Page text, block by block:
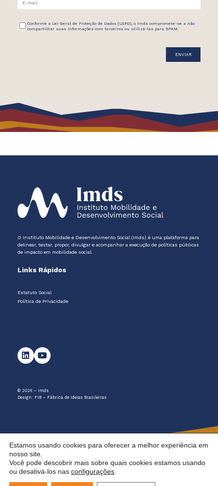
Conforme a Lei Geral de Proteção de Dados (LGPD), o Imds compromete-se a não
compartilhar suas informações com terceiros ou utilizá-las para SPAM.
O Instituto Mobilidade e Desenvolvimento Social (Imds) é uma plataforma para
delinear, testar, propor, divulgar e acompanhar a execução de políticas públicas
de impacto em mobilidade social.
Links Rápidos
Estatuto Social
Política de Privacidade
© 2026 – Imds
Design: FIB – Fábrica de Ideias Brasileiras
Estamos usando cookies para oferecer a melhor experiência em
nosso site.
Você pode descobrir mais sobre quais cookies estamos usando
ou desativá-los nas configurações